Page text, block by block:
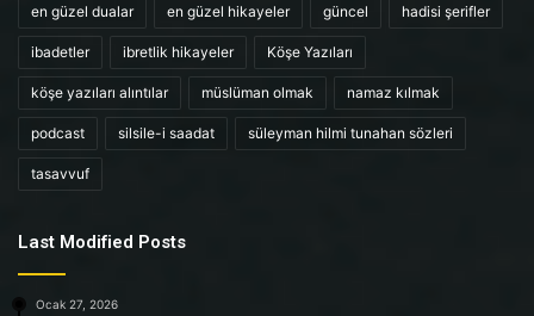
en güzel dualar en güzel hikayeler güncel hadisi şerifler
ibadetler ibretlik hikayeler Köşe Yazıları
köşe yazıları alıntılar müslüman olmak namaz kılmak
podcast silsile-i saadat süleyman hilmi tunahan sözleri
tasavvuf
Last Modified Posts
Ocak 27, 2026